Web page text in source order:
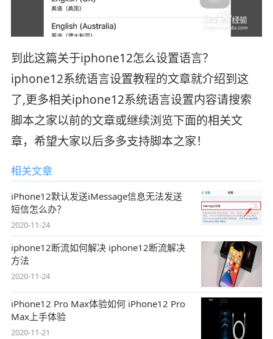
到此这篇关于iphone12怎么设置语言？
iphone12系统语言设置教程的文章就介绍到这
了,更多相关iphone12系统语言设置内容请搜索
脚本之家以前的文章或继续浏览下面的相关文
章，希望大家以后多多支持脚本之家！
相关文章
iPhone12默认发送iMessage信息无法发送
短信怎么办？
2020-11-24
iphone12断流如何解决 iphone12断流解决
方法
2020-11-24
iPhone12 Pro Max体验如何 iPhone12 Pro
Max上手体验
2020-11-21